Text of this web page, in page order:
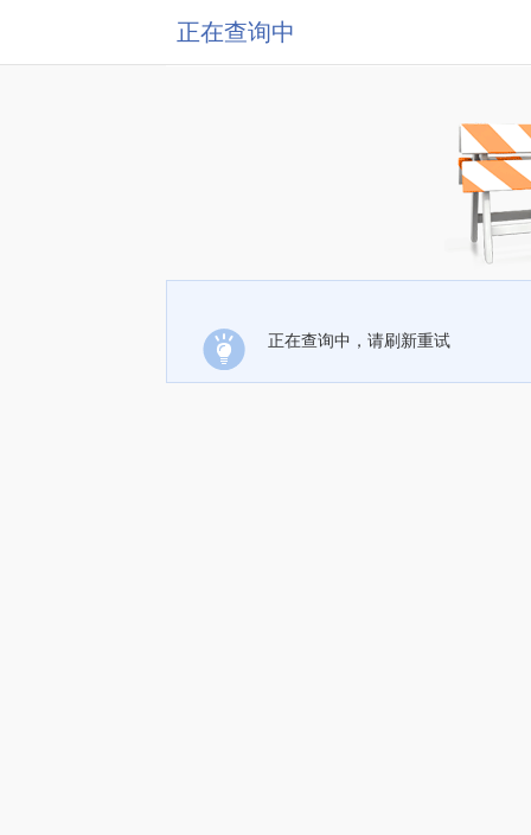
正在查询中
正在查询中，请刷新重试